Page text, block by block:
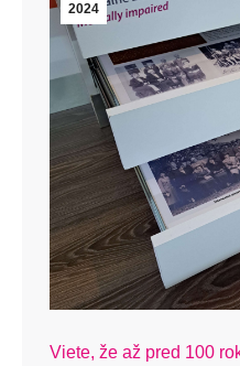
2024
Viete, že až pred 100